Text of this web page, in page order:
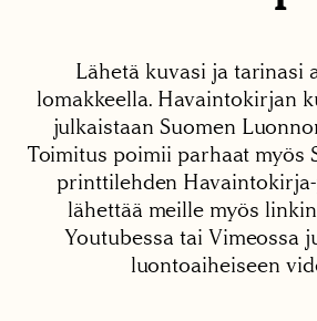
Lähetä kuvasi ja tarinasi
lomakkeella. Havaintokirjan
julkaistaan Suomen
Toimitus poimii parhaat myös
printtilehden
lähettää meille myös
Youtubessa tai Vimeossa
luontoaiheiseen